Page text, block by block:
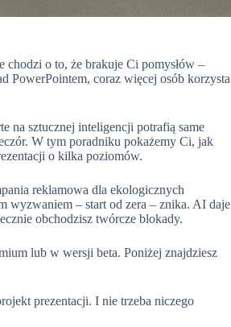
chodzi o to, że brakuje Ci pomysłów –
PowerPointem, coraz więcej osób korzysta
na sztucznej inteligencji potrafią same
W tym poradniku pokażemy Ci, jak
o kilka poziomów.
reklamowa dla ekologicznych
wyzwaniem – start od zera – znika. AI daje
obchodzisz twórcze blokady.
lub w wersji beta. Poniżej znajdziesz
prezentacji. I nie trzeba niczego